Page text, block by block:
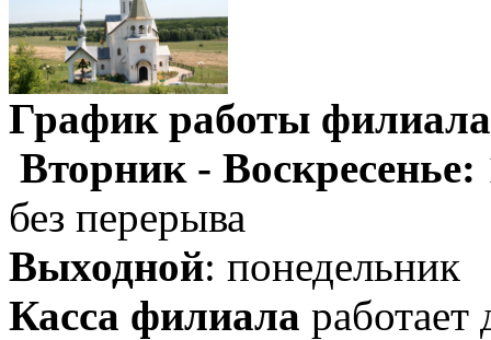
График работы
Вторник - Воскресенье:
без перерыва
Выходной: понедельник
Касса филиала работает